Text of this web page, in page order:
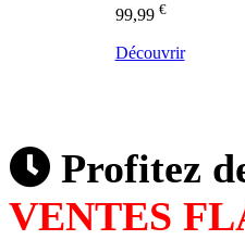
99,99 €
Découvrir
Profitez
VENTES